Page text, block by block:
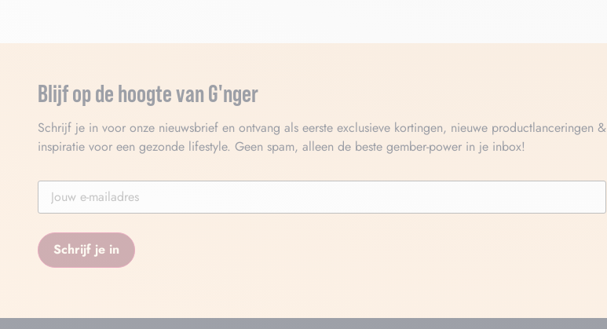
Blijf op de hoogte van G'nger
Schrijf je in voor onze nieuwsbrief en ontvang als eerste exclusieve kortingen, nieuwe productlanceringen &
inspiratie voor een gezonde lifestyle. Geen spam, alleen de beste gember-power in je inbox!